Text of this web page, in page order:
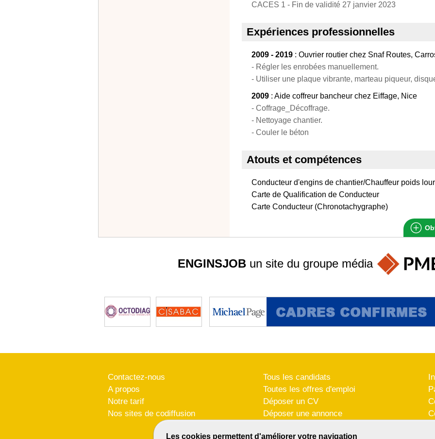
CACES 1 - Fin de validité 27 janvier 2023
Expériences professionnelles
2009 - 2019 : Ouvrier routier chez Snaf Routes,
- Régler les enrobées manuellement.
- Utiliser une plaque vibrante, marteau piqueur,
2009 : Aide coffreur bancheur chez Eiffage, Nice
- Coffrage_Décoffrage.
- Nettoyage chantier.
- Couler le béton
Atouts et compétences
Conducteur d'engins de chantier/Chauffeur poids
Carte de Qualification de Conducteur
Carte Conducteur (Chronotachygraphe)
Les cookies permettent d'améliorer votre navigation
ENGINSJOB un site du groupe média
Contactez-nous
A propos
Notre tarif
Nos sites de codiffusion
Tous les candidats
Toutes les offres d'emploi
Déposer un CV
Déposer une annonce